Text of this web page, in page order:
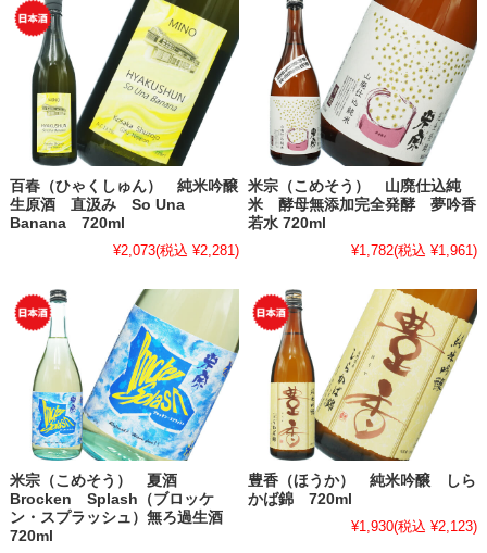
百春（ひゃくしゅん） 純米吟醸
生原酒 直汲み So Una
Banana 720ml
¥2,073(税込 ¥2,281)
米宗（こめそう） 山廃仕込純
米 酵母無添加完全発酵 夢吟香
若水 720ml
¥1,782(税込 ¥1,961)
米宗（こめそう） 夏酒
Brocken Splash（ブロッケ
ン・スプラッシュ）無ろ過生酒
720ml
豊香（ほうか） 純米吟醸 しら
かば錦 720ml
¥1,930(税込 ¥2,123)